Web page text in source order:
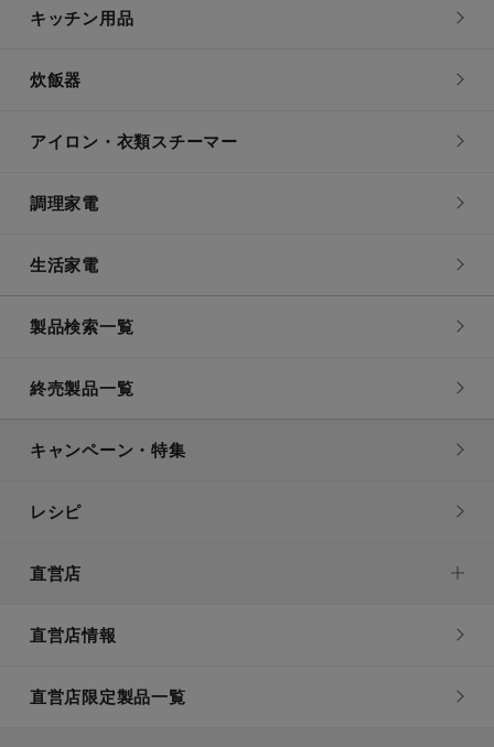
キッチン用品
炊飯器
アイロン・衣類スチーマー
調理家電
生活家電
製品検索一覧
終売製品一覧
キャンペーン・特集
レシピ
直営店
直営店情報
直営店限定製品一覧